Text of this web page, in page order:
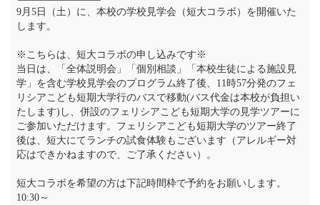
9月5日（土）に、本校の学校見学会（短大コラボ）を開催いた
します。
※こちらは、短大コラボの申し込みです※
当日は、「全体説明会」「個別相談」「本校生徒による施設見
学」を含む学校見学会のプログラム終了後、11時57分発のフェ
リシアこども短期大学行のバスで移動(バス代金は本校が負担い
たします)し、併設のフェリシアこども短期大学の見学ツアーに
ご参加いただけます。フェリシアこども短期大学のツアー終了
後は、短大にてランチの試食体験もございます（アレルギー対
応はできかねますので、ご了承ください）。
短大コラボを希望の方は下記時間枠で予約をお願いします。
10:30～